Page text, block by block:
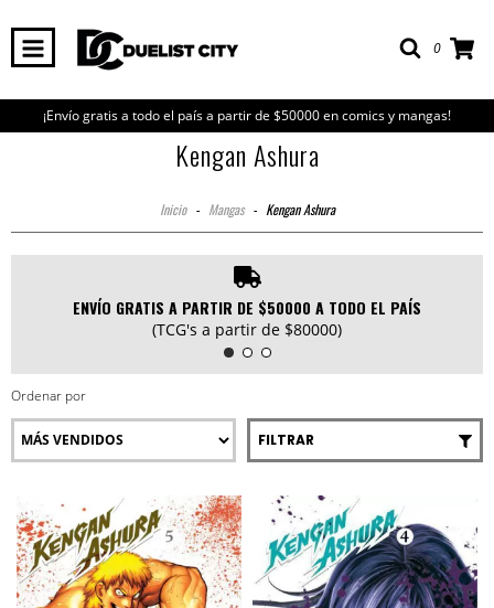
0
¡Envío gratis a todo el país a partir de $50000 en comics y mangas!
Kengan Ashura
Inicio - Mangas - Kengan Ashura
ENVÍO GRATIS A PARTIR DE $50000 A TODO EL PAÍS
(TCG's a partir de $80000)
Ordenar por
FILTRAR